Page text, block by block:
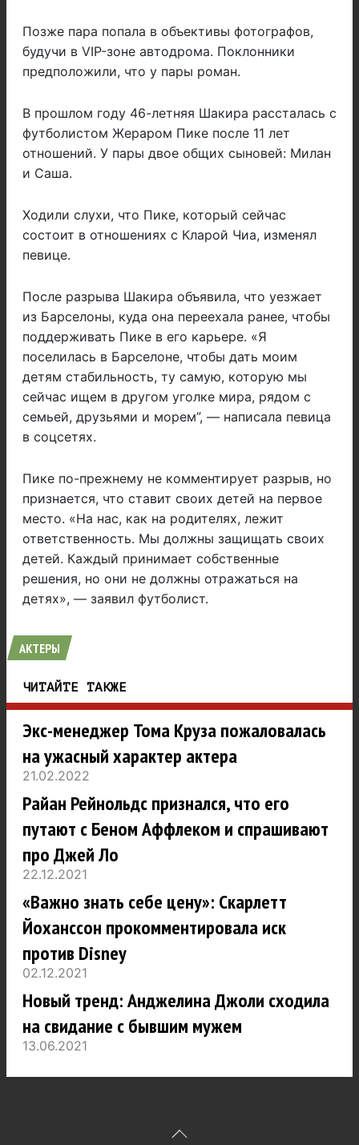
Позже пара попала в объективы фотографов,
будучи в VIP-зоне автодрома. Поклонники
предположили, что у пары роман.
В прошлом году 46-летняя Шакира рассталась с
футболистом Жераром Пике после 11 лет
отношений. У пары двое общих сыновей: Милан
и Саша.
Ходили слухи, что Пике, который сейчас
состоит в отношениях с Кларой Чиа, изменял
певице.
После разрыва Шакира объявила, что уезжает
из Барселоны, куда она переехала ранее, чтобы
поддерживать Пике в его карьере. «Я
поселилась в Барселоне, чтобы дать моим
детям стабильность, ту самую, которую мы
сейчас ищем в другом уголке мира, рядом с
семьей, друзьями и морем”, — написала певица
в соцсетях.
Пике по-прежнему не комментирует разрыв, но
признается, что ставит своих детей на первое
место. «На нас, как на родителях, лежит
ответственность. Мы должны защищать своих
детей. Каждый принимает собственные
решения, но они не должны отражаться на
детях», — заявил футболист.
АКТЕРЫ
ЧИТАЙТЕ ТАКЖЕ
Экс-менеджер Тома Круза пожаловалась
на ужасный характер актера
21.02.2022
Райан Рейнольдс признался, что его
путают с Беном Аффлеком и спрашивают
про Джей Ло
22.12.2021
«Важно знать себе цену»: Скарлетт
Йоханссон прокомментировала иск
против Disney
02.12.2021
Новый тренд: Анджелина Джоли сходила
на свидание с бывшим мужем
13.06.2021